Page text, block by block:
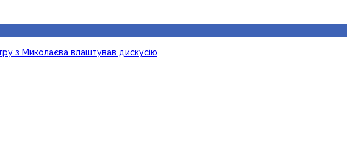
з Миколаєва влаштував дискусію